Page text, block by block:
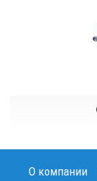
О компании